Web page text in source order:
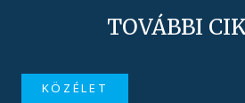
TOVÁBBI
KÖZÉLET